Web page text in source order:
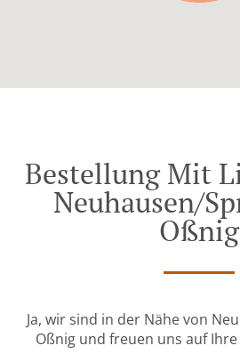
Bestellung Mit
Neuhausen/
Oßnig
Ja, wir sind in der Nähe von
Oßnig und freuen uns auf